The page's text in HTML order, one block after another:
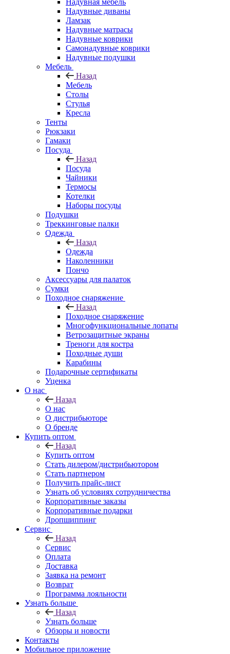
Надувная мебель
Надувные диваны
Ламзак
Надувные матрасы
Надувные коврики
Самонадувные коврики
Надувные подушки
Мебель
Назад
Мебель
Столы
Стулья
Кресла
Тенты
Рюкзаки
Гамаки
Посуда
Назад
Посуда
Чайники
Термосы
Котелки
Наборы посуды
Подушки
Треккинговые палки
Одежда
Назад
Одежда
Наколенники
Пончо
Аксессуары для палаток
Сумки
Походное снаряжение
Назад
Походное снаряжение
Многофункциональные лопаты
Ветрозащитные экраны
Треноги для костра
Походные души
Карабины
Подарочные сертификаты
Уценка
О нас
Назад
О нас
О дистрибьюторе
О бренде
Купить оптом
Назад
Купить оптом
Стать дилером/дистрибьютором
Стать партнером
Получить прайс-лист
Узнать об условиях сотрудничества
Корпоративные заказы
Корпоративные подарки
Дропшиппинг
Сервис
Назад
Сервис
Оплата
Доставка
Заявка на ремонт
Возврат
Программа лояльности
Узнать больше
Назад
Узнать больше
Обзоры и новости
Контакты
Мобильное приложение